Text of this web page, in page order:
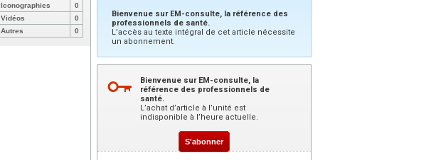
Iconographies
0
Vidéos
0
Autres
0
Bienvenue sur EM-consulte, la référence des
professionnels de santé.
L’accès au texte intégral de cet article nécessite
un abonnement.
Bienvenue sur EM-consulte, la
référence des professionnels de
santé.
L’achat d’article à l’unité est
indisponible à l’heure actuelle.
S'abonner